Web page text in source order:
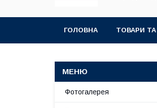
ГОЛОВНА ТОВАРИ
Фотогалерея